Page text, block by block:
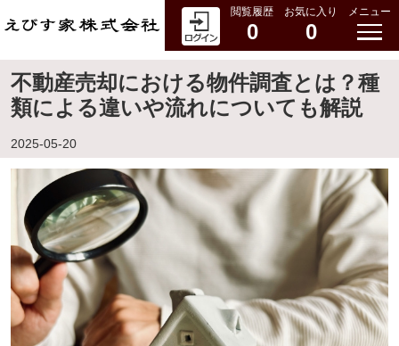
閲覧履歴
0
お気に入り
0
メニュー
不動産売却における物件調査とは？種
類による違いや流れについても解説
2025-05-20